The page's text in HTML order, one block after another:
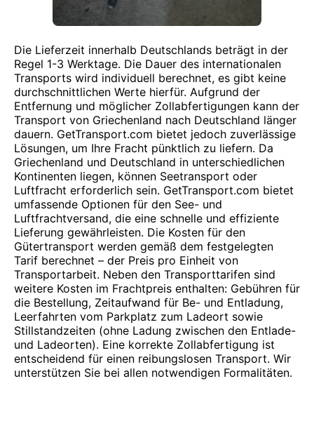
Die Lieferzeit innerhalb Deutschlands beträgt in der
Regel 1-3 Werktage. Die Dauer des internationalen
Transports wird individuell berechnet, es gibt keine
durchschnittlichen Werte hierfür. Aufgrund der
Entfernung und möglicher Zollabfertigungen kann der
Transport von Griechenland nach Deutschland länger
dauern. GetTransport.com bietet jedoch zuverlässige
Lösungen, um Ihre Fracht pünktlich zu liefern. Da
Griechenland und Deutschland in unterschiedlichen
Kontinenten liegen, können Seetransport oder
Luftfracht erforderlich sein. GetTransport.com bietet
umfassende Optionen für den See- und
Luftfrachtversand, die eine schnelle und effiziente
Lieferung gewährleisten. Die Kosten für den
Gütertransport werden gemäß dem festgelegten
Tarif berechnet – der Preis pro Einheit von
Transportarbeit. Neben den Transporttarifen sind
weitere Kosten im Frachtpreis enthalten: Gebühren für
die Bestellung, Zeitaufwand für Be- und Entladung,
Leerfahrten vom Parkplatz zum Ladeort sowie
Stillstandzeiten (ohne Ladung zwischen den Entlade-
und Ladeorten). Eine korrekte Zollabfertigung ist
entscheidend für einen reibungslosen Transport. Wir
unterstützen Sie bei allen notwendigen Formalitäten.